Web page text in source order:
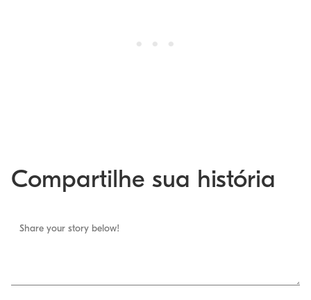
Compartilhe sua história
Share your story below!